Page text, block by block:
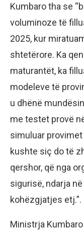
Kumbaro tha se
voluminoze të
2025, kur
shtetërore. Ka
maturantët, ka
modeleve të
u dhënë
me testet provë
simuluar
kushte siç do të
qershor, që nga
sigurisë, ndarja
kohëzgjatjes etj.”.
Ministrja